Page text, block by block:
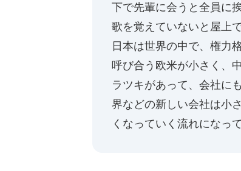
下で先輩に会うと全員に
歌を覚えていないと屋上
日本は世界の中で、権力
呼び合う欧米が小さく、
ラツキがあって、会社に
界などの新しい会社は小
くなっていく流れになっ